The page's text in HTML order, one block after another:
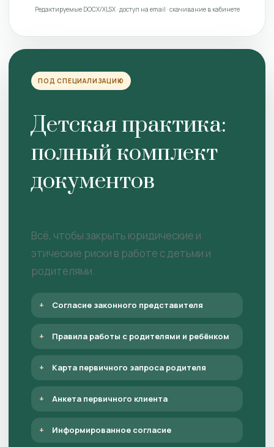
Редактируемые DOCX/XLSX · доступ на email · скачивание в кабинете
ПОД СПЕЦИАЛИЗАЦИЮ
Детская практика:
полный комплект
документов
Всё, чтобы закрыть юридические и
этические риски в работе с детьми и
родителями.
Согласие законного представителя
Правила работы с родителями и ребёнком
Карта первичного запроса родителя
Анкета первичного клиента
Информированное согласие